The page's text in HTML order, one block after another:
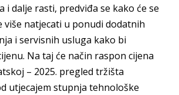
i dalje rasti, predviđa se kako će se
više natjecati u ponudi dodatnih
i servisnih usluga kako bi
Na taj će način raspon cijena
– 2025. pregled tržišta
utjecajem stupnja tehnološke